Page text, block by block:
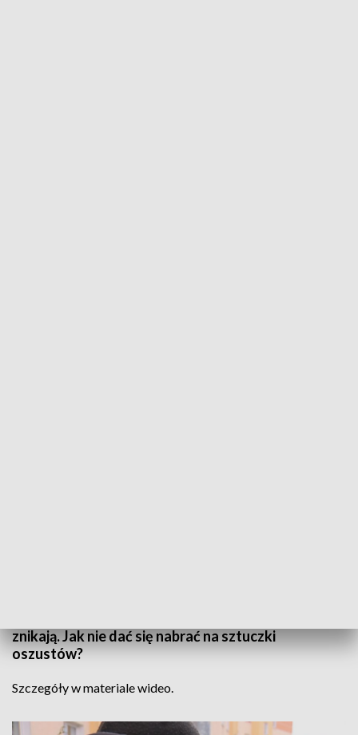
znikają. Jak nie dać się nabrać na sztuczki
oszustów?
Szczegóły w materiale wideo.